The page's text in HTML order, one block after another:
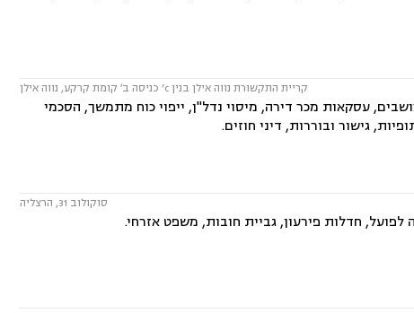
קריית התקשורת נווה אילן בנין c’ כניסה ב׳ קומת קרקע, נווה אילן
עסקאות מכר דירה, מיסוי נדל"ן, ייפוי כוח מתמשך, הסכמי
גישור ובוררות, דיני חוזים.
סוקולוב 31, הרצליה
חדלות פירעון, גביית חובות, משפט אזרחי.